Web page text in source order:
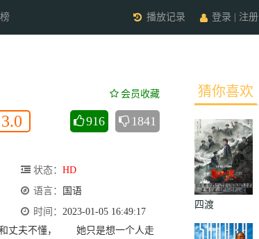
登录 注册
播放记录
会员收藏
3.0 916 1841
状态： HD
语言：
国语
时间： 2023-01-05 16:49:17
夫不懂， 她只是想一个人走
猜你喜欢
四渡